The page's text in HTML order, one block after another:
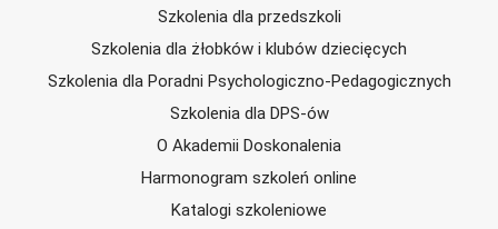
Szkolenia dla przedszkoli
Szkolenia dla żłobków i klubów dziecięcych
Szkolenia dla Poradni Psychologiczno-Pedagogicznych
Szkolenia dla DPS-ów
O Akademii Doskonalenia
Harmonogram szkoleń online
Katalogi szkoleniowe